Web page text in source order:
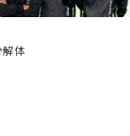
解体